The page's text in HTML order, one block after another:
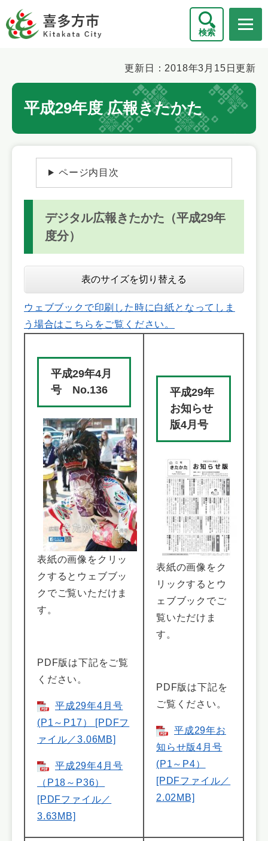
ー
ジ
検索
文
更新日：2018年3月15日更新
平成29年度 広報きたかた
ページ内目次
デジタル広報きたかた（平成29年
度分）
表のサイズを切り替える
ウェブブックで印刷した時に白紙となってしま
う場合はこちらをご覧ください。
平成29年4月
号 No.136
表紙の画像をクリッ
クするとウェブブッ
クでご覧いただけま
す。
PDF版は下記をご覧
ください。
平成29年4月号
(P1～P17） [PDFフ
ァイル／3.06MB]
平成29年4月号
（P18～P36）
[PDFファイル／
3.63MB]
平成29年
お知らせ
版4月号
表紙の画像をク
リックするとウ
ェブブックでご
覧いただけま
す。
PDF版は下記を
ご覧ください。
平成29年お
知らせ版4月号
(P1～P4）
[PDFファイル／
2.02MB]